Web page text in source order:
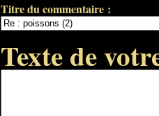
Titre du commentaire :
Texte de